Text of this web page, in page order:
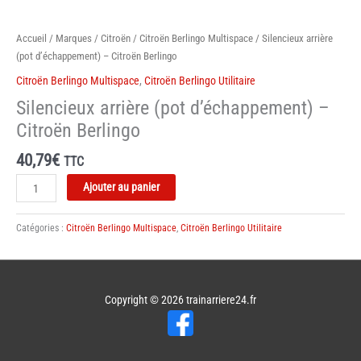
Accueil / Marques / Citroën / Citroën Berlingo Multispace / Silencieux arrière
(pot d’échappement) – Citroën Berlingo
Citroën Berlingo Multispace, Citroën Berlingo Utilitaire
Silencieux arrière (pot d’échappement) –
Citroën Berlingo
40,79€ TTC
quantité
de
Silencieux
arrière
Ajouter au panier
Catégories : Citroën Berlingo Multispace, Citroën Berlingo Utilitaire
Copyright © 2026trainarriere24.fr